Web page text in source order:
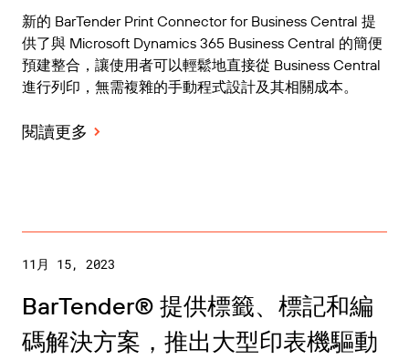
新的 BarTender Print Connector for Business Central 提
供了與 Microsoft Dynamics 365 Business Central 的簡便
預建整合，讓使用者可以輕鬆地直接從 Business Central
進行列印，無需複雜的手動程式設計及其相關成本。
閱讀更多
11月 15, 2023
BarTender® 提供標籤、標記和編
碼解決方案，推出大型印表機驅動